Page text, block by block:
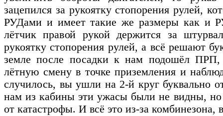
зацепился за рукоятку стопорения рулей,
РУДами и имеет такие же размеры как и
лётчик правой рукой держится за
рукоятку стопорения рулей, а всё решают
земле после посадки к нам подошёл
лётную смену в точке приземления и
случилось, вы ушли на 2-й круг буквально
нам из кабины эти ужасы были не видны,
от катастрофы. И всё это из-за комбинезона,